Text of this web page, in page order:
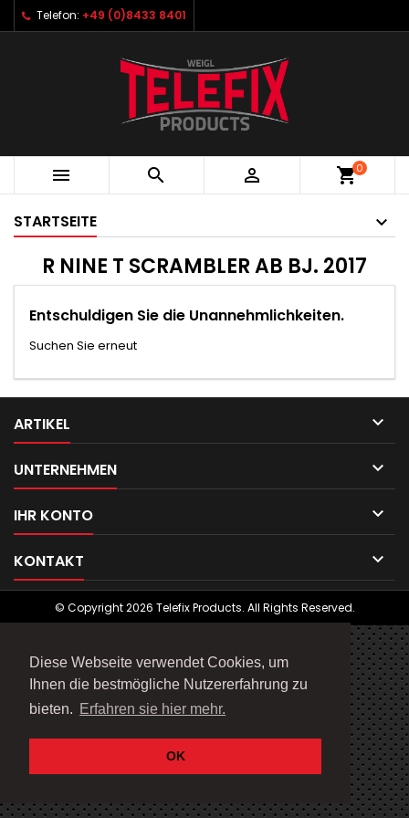
Diese Webseite verwendet Cookies, um
Ihnen die bestmögliche Nutzererfahrung zu
bieten. Erfahren sie hier mehr.
OK
Telefon: +49 (0)8433 8401
   shopping_cart0
STARTSEITE
R NINE T SCRAMBLER AB BJ. 2017
Entschuldigen Sie die Unannehmlichkeiten.
Suchen Sie erneut
ARTIKEL 
UNTERNEHMEN 
IHR KONTO 
KONTAKT 
© Copyright 2026 Telefix Products. All Rights Reserved.